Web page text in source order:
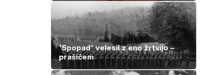
'Spopad' velesil z eno žrtvijo –
prašičem